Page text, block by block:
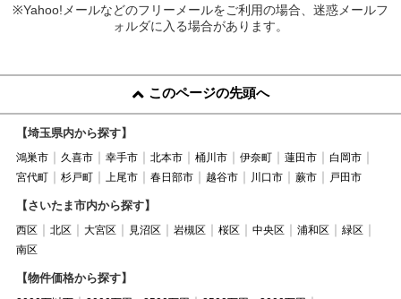
※Yahoo!メールなどのフリーメールをご利用の場合、迷惑メールフ
ォルダに入る場合があります。
このページの先頭へ
【埼玉県内から探す】
鴻巣市 久喜市 幸手市 北本市 桶川市 伊奈町 蓮田市
白岡市
宮代町
杉戸町 上尾市 春日部市 越谷市 川口市 蕨市 戸田市
【さいたま市内から探す】
西区 北区 大宮区 見沼区 岩槻区 桜区 中央区 浦和区
緑区
南区
【物件価格から探す】